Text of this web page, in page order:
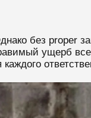
без proper
ущерб